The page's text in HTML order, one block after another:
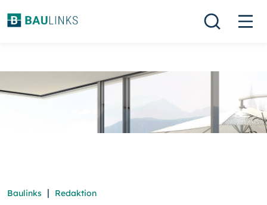
Baulinks | Redaktion